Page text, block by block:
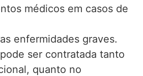
médicos em casos de
enfermidades graves.
ser contratada tanto
quanto no